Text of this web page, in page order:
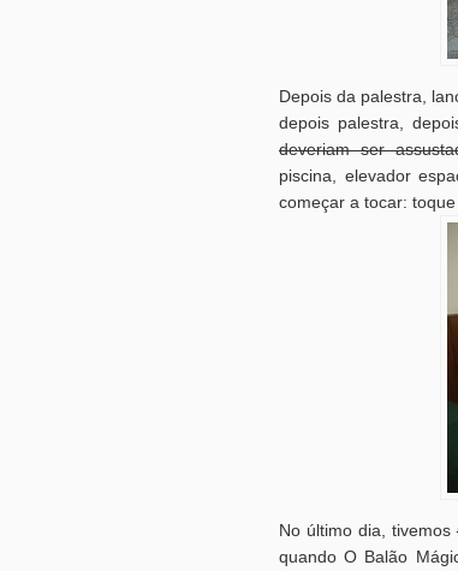
Depois da palestra,
depois palestra,
deveriam ser
piscina, elevador
começar a tocar: toque
No último dia, tivemos
quando O Balão